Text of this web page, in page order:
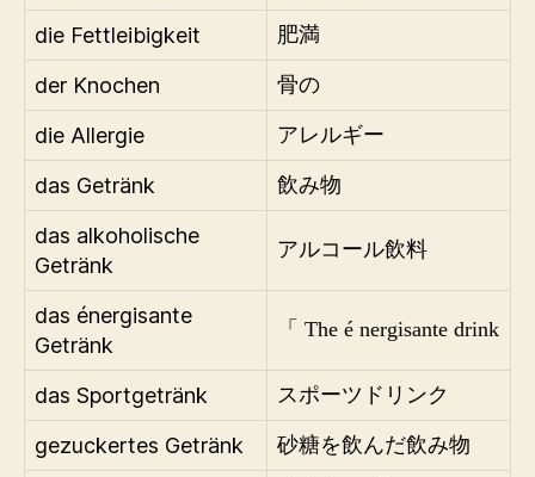
die Fettleibigkeit 肥満
der Knochen 骨の
die Allergie アレルギー
das Getränk 飲み物
das alkoholische
Getränk
アルコール飲料
das énergisante
Getränk
「 The é nergisante drink
das Sportgetränk スポーツドリンク
gezuckertes Getränk 砂糖を飲んだ飲み物